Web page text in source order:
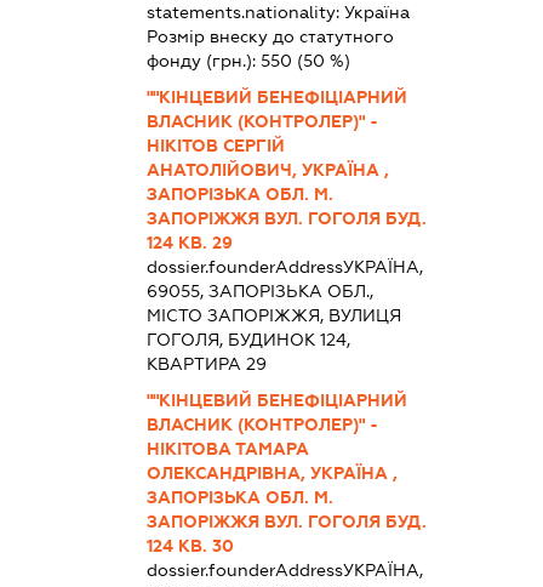
statements.nationality: Україна
Розмір внеску до статутного
фонду (грн.): 550 (50 %)
""КІНЦЕВИЙ БЕНЕФІЦІАРНИЙ
ВЛАСНИК (КОНТРОЛЕР)" -
НІКІТОВ СЕРГІЙ
АНАТОЛІЙОВИЧ, УКРАЇНА ,
ЗАПОРІЗЬКА ОБЛ. М.
ЗАПОРІЖЖЯ ВУЛ. ГОГОЛЯ БУД.
124 КВ. 29
dossier.founderAddressУКРАЇНА,
69055, ЗАПОРІЗЬКА ОБЛ.,
МІСТО ЗАПОРІЖЖЯ, ВУЛИЦЯ
ГОГОЛЯ, БУДИНОК 124,
КВАРТИРА 29
""КІНЦЕВИЙ БЕНЕФІЦІАРНИЙ
ВЛАСНИК (КОНТРОЛЕР)" -
НІКІТОВА ТАМАРА
ОЛЕКСАНДРІВНА, УКРАЇНА ,
ЗАПОРІЗЬКА ОБЛ. М.
ЗАПОРІЖЖЯ ВУЛ. ГОГОЛЯ БУД.
124 КВ. 30
dossier.founderAddressУКРАЇНА,